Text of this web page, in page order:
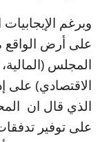
وبرغم الإيجابيات
على أرض الواقع
المجلس
الاقتصادي) على
الذي قال ان
على توفير